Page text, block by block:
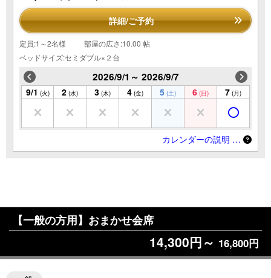
詳細/ご予約
定員:1～2名様
部屋の広さ:10.00 帖
ベッドサイズ:セミダブル×２台
2026/9/1～ 2026/9/7
9/1 (火) 2 (水) 3 (木) 4 (金) 5 (土) 6 (日) 7 (月)
カレンダーの説明 …
【一般の方用】おまかせ会席
14,300円～ 16,800円